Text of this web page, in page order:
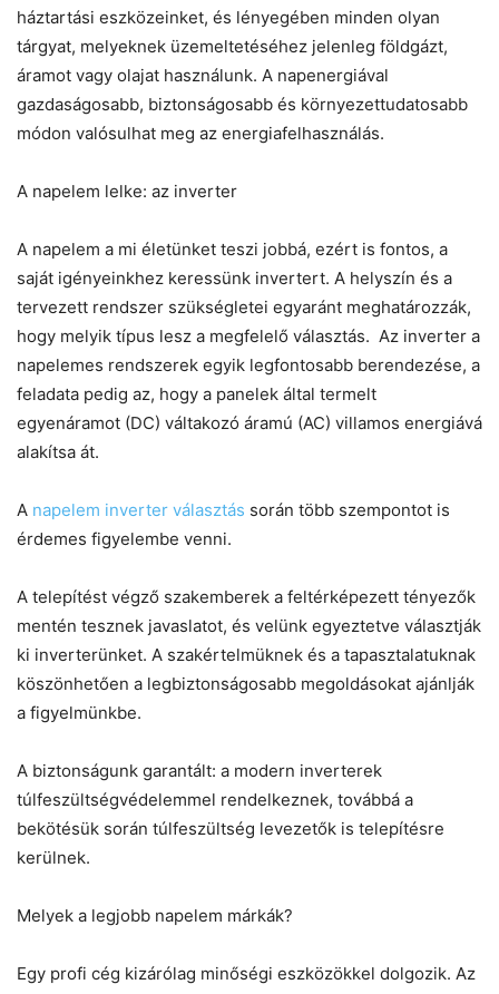
háztartási eszközeinket, és lényegében minden olyan
tárgyat, melyeknek üzemeltetéséhez jelenleg földgázt,
áramot vagy olajat használunk. A napenergiával
gazdaságosabb, biztonságosabb és környezettudatosabb
módon valósulhat meg az energiafelhasználás.
A napelem lelke: az inverter
A napelem a mi életünket teszi jobbá, ezért is fontos, a
saját igényeinkhez keressünk invertert. A helyszín és a
tervezett rendszer szükségletei egyaránt meghatározzák,
hogy melyik típus lesz a megfelelő választás. Az inverter a
napelemes rendszerek egyik legfontosabb berendezése, a
feladata pedig az, hogy a panelek által termelt
egyenáramot (DC) váltakozó áramú (AC) villamos energiává
alakítsa át.
A napelem inverter választás során több szempontot is
érdemes figyelembe venni.
A telepítést végző szakemberek a feltérképezett tényezők
mentén tesznek javaslatot, és velünk egyeztetve választják
ki inverterünket. A szakértelmüknek és a tapasztalatuknak
köszönhetően a legbiztonságosabb megoldásokat ajánlják
a figyelmünkbe.
A biztonságunk garantált: a modern inverterek
túlfeszültségvédelemmel rendelkeznek, továbbá a
bekötésük során túlfeszültség levezetők is telepítésre
kerülnek.
Melyek a legjobb napelem márkák?
Egy profi cég kizárólag minőségi eszközökkel dolgozik. Az